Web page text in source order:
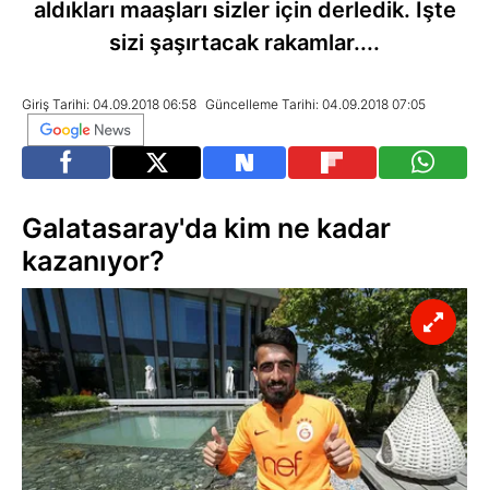
aldıkları maaşları sizler için derledik. İşte
sizi şaşırtacak rakamlar....
Giriş Tarihi: 04.09.2018 06:58 Güncelleme Tarihi: 04.09.2018 07:05
Galatasaray'da kim ne kadar
kazanıyor?